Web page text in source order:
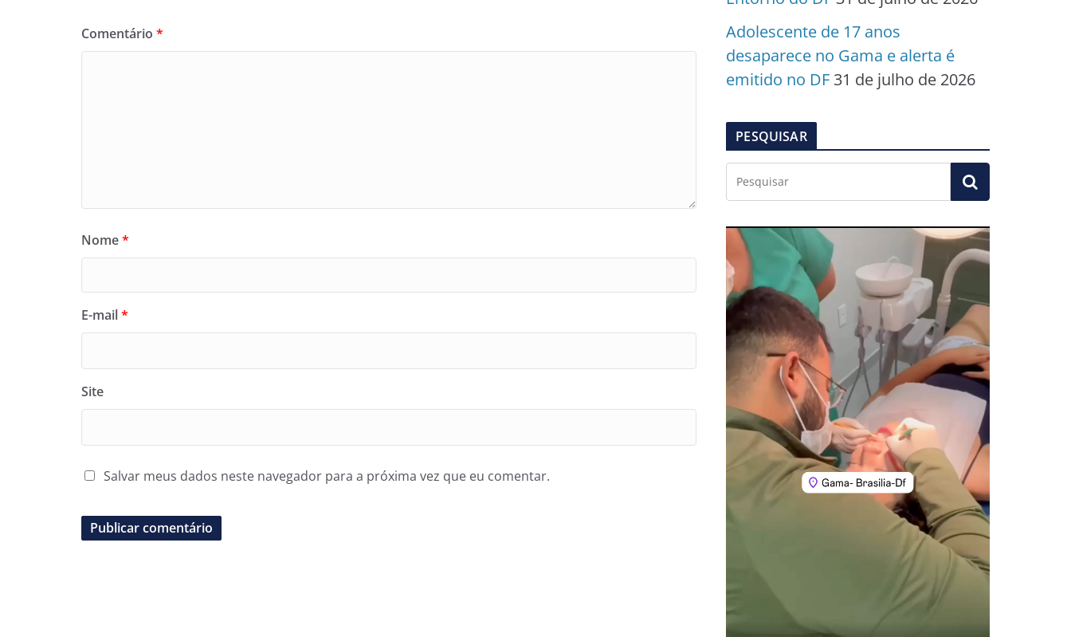
Comentário *
Nome*
E-mail*
Site
Salvar meus dados neste navegador para a próxima vez que eu comentar.
Adolescente de 17 anos
desaparece no Gama e alerta é
emitido no DF 31 de julho de 2026
PESQUISAR